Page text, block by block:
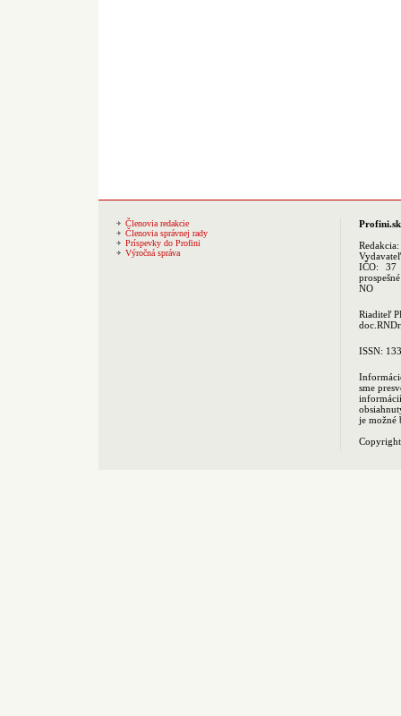
Členovia redakcie
Členovia správnej rady
Príspevky do Profini
Výročná správa
Profini.sk
Redakcia:
IČO: 37
NO
Riaditeľ
ISSN:
sme
je možné